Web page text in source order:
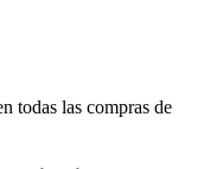
todas las compras de